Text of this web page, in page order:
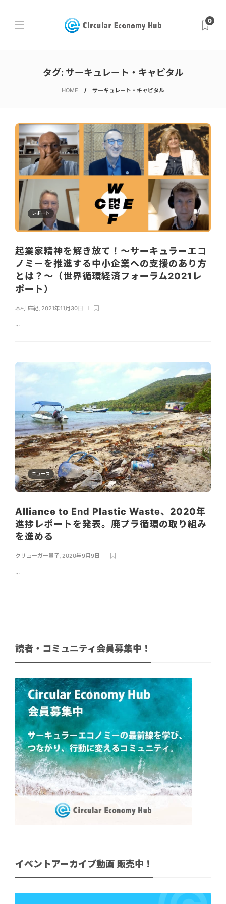
0
タグ: サーキュレート・キャピタル
HOME サーキュレート・キャピタル
レポート
起業家精神を解き放て！～サーキュラーエコ
ノミーを推進する中小企業への支援のあり方
とは？～（世界循環経済フォーラム2021レ
ポート）
木村 麻紀, 2021年11月30日
...
ニュース
Alliance to End Plastic Waste、2020年
進捗レポートを発表。廃プラ循環の取り組み
を進める
クリューガー量子, 2020年9月9日
...
読者・コミュニティ会員募集中！
イベントアーカイブ動画 販売中！